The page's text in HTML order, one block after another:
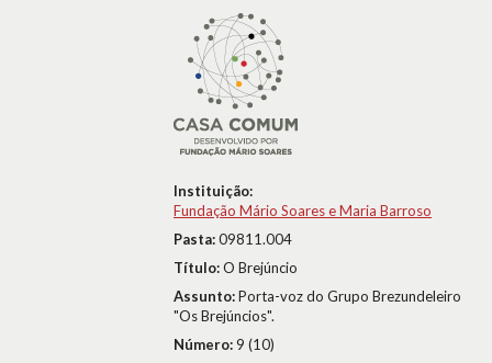
Instituição:
Fundação Mário Soares e Maria Barroso
Pasta:09811.004
Título:O Brejúncio
Assunto:Porta-voz do Grupo Brezundeleiro
"Os Brejúncios".
Número:9 (10)